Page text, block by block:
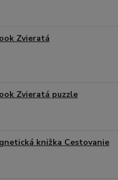
Zvieratá
Zvieratá puzzle
knižka Cestovanie